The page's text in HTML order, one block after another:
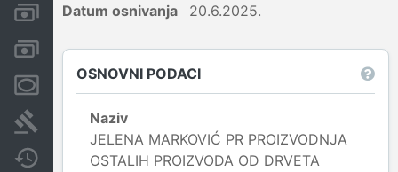
Kreditni limit kompanije
Računi i blokade
Menice i zaloge
Sudski sporovi
Javne nabavke
Datum osnivanja
20.6.2025.
OSNOVNI PODACI
Naziv
JELENA MARKOVIĆ PR PROIZVODNJA
OSTALIH PROIZVODA OD DRVETA